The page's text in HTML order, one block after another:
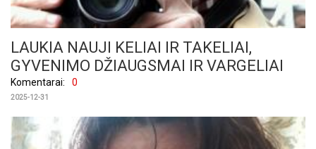
LAUKIA NAUJI KELIAI IR TAKELIAI,
GYVENIMO DŽIAUGSMAI IR VARGELIAI
Komentarai: 0
2025-12-31